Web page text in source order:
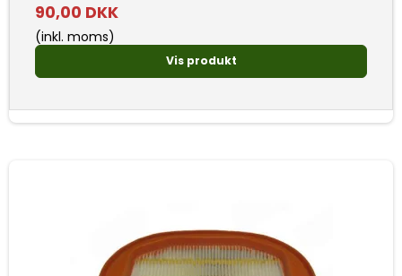
90,00 DKK
(inkl. moms)
Vis produkt